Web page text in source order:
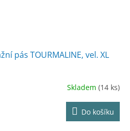
pás TOURMALINE, vel. XL
Skladem (14 ks)
Do košíku